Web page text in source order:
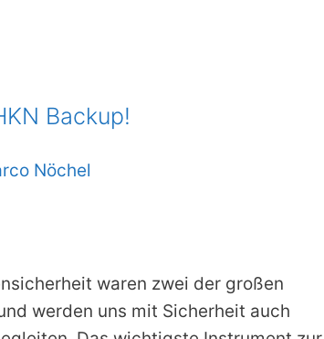
Backup!
Nöchel
waren zwei der großen
werden uns mit Sicherheit auch